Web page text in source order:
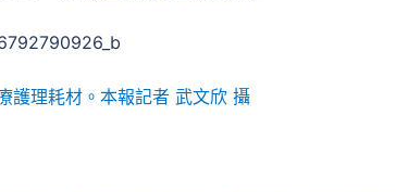
護理耗材。本報記者 武文欣 攝